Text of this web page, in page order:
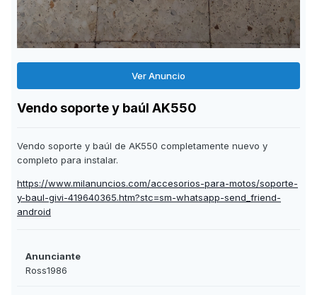
Ver Anuncio
Vendo soporte y baúl AK550
Vendo soporte y baúl de AK550 completamente nuevo y
completo para instalar.
https://www.milanuncios.com/accesorios-para-motos/soporte-
y-baul-givi-419640365.htm?stc=sm-whatsapp-send_friend-
android
Anunciante
Ross1986